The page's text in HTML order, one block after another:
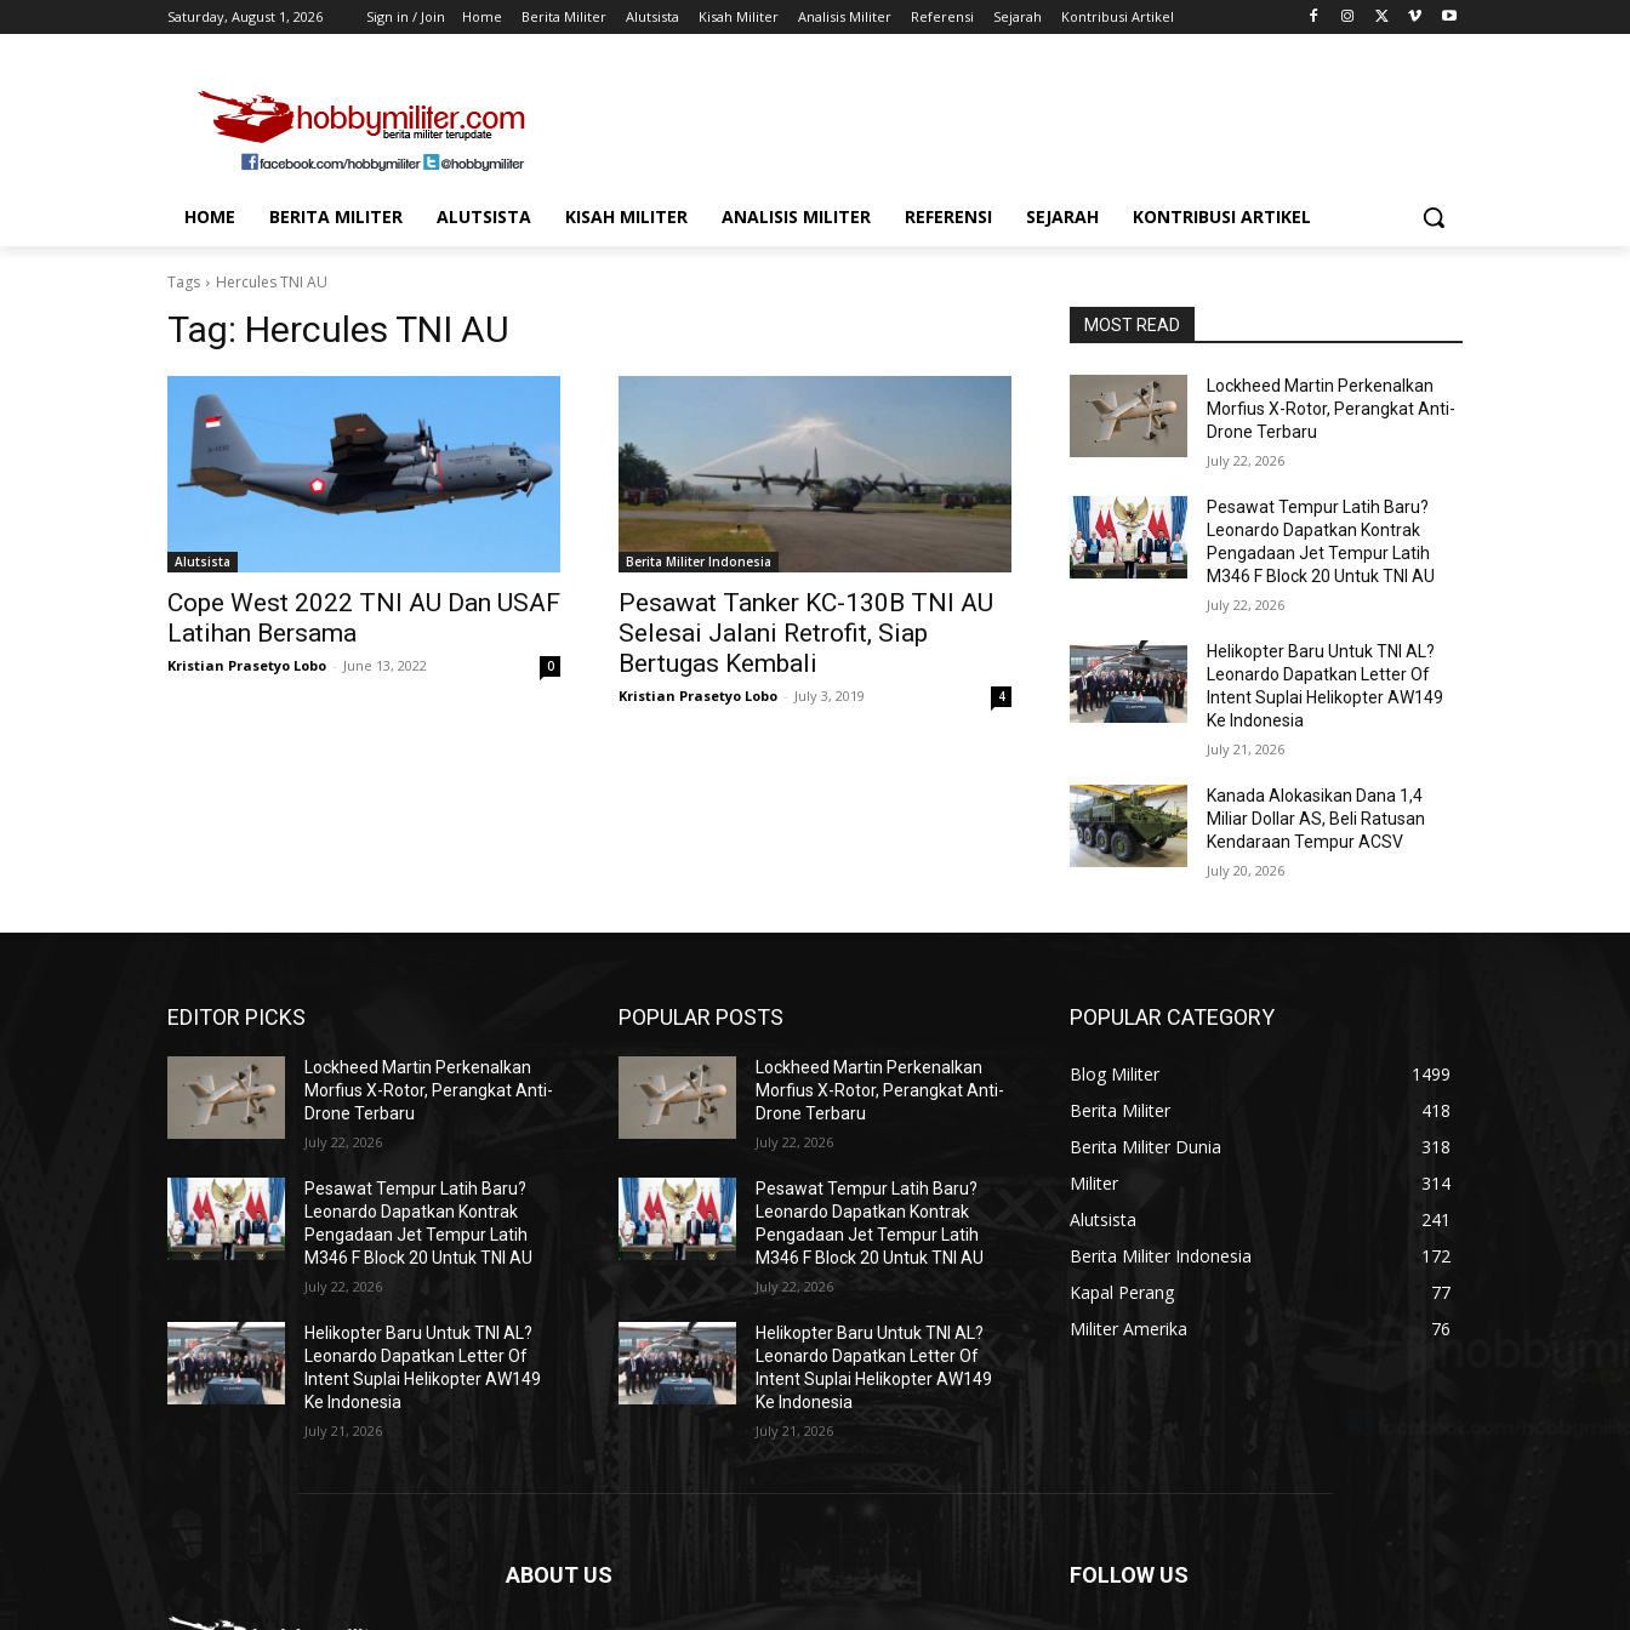
Saturday, August 1, 2026 Sign in / Join Home Berita Militer Alutsista Kisah Militer Analisis Militer Referensi Sejarah Kontribusi Artikel
HOME BERITA MILITER ALUTSISTA KISAH MILITER ANALISIS MILITER REFERENSI SEJARAH KONTRIBUSI ARTIKEL
Tags Hercules TNI AU
Tag: Hercules TNI AU
Alutsista
Cope West 2022 TNI AU Dan USAF
Latihan Bersama
Kristian Prasetyo Lobo - June 13, 2022 0
Berita Militer Indonesia
Pesawat Tanker KC-130B TNI AU
Selesai Jalani Retrofit, Siap
Bertugas Kembali
Kristian Prasetyo Lobo - July 3, 2019 4
MOST READ
Lockheed Martin Perkenalkan
Morfius X-Rotor, Perangkat Anti-
Drone Terbaru
July 22, 2026
Pesawat Tempur Latih Baru?
Leonardo Dapatkan Kontrak
Pengadaan Jet Tempur Latih
M346 F Block 20 Untuk TNI AU
July 22, 2026
Helikopter Baru Untuk TNI AL?
Leonardo Dapatkan Letter Of
Intent Suplai Helikopter AW149
Ke Indonesia
July 21, 2026
Kanada Alokasikan Dana 1,4
Miliar Dollar AS, Beli Ratusan
Kendaraan Tempur ACSV
July 20, 2026
EDITOR PICKS
Lockheed Martin Perkenalkan
Morfius X-Rotor, Perangkat Anti-
Drone Terbaru
July 22, 2026
Pesawat Tempur Latih Baru?
Leonardo Dapatkan Kontrak
Pengadaan Jet Tempur Latih
M346 F Block 20 Untuk TNI AU
July 22, 2026
Helikopter Baru Untuk TNI AL?
Leonardo Dapatkan Letter Of
Intent Suplai Helikopter AW149
Ke Indonesia
July 21, 2026
POPULAR POSTS
Lockheed Martin Perkenalkan
Morfius X-Rotor, Perangkat Anti-
Drone Terbaru
July 22, 2026
Pesawat Tempur Latih Baru?
Leonardo Dapatkan Kontrak
Pengadaan Jet Tempur Latih
M346 F Block 20 Untuk TNI AU
July 22, 2026
Helikopter Baru Untuk TNI AL?
Leonardo Dapatkan Letter Of
Intent Suplai Helikopter AW149
Ke Indonesia
July 21, 2026
POPULAR CATEGORY
Blog Militer
1499
Berita Militer
418
Berita Militer Dunia
318
Militer
314
Alutsista
241
Berita Militer Indonesia
172
Kapal Perang
77
Militer Amerika
76
ABOUT US FOLLOW US